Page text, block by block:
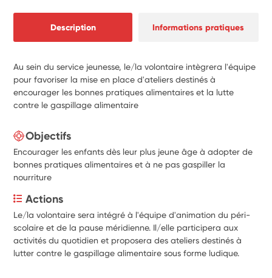
Description Informations pratiques
Au sein du service jeunesse, le/la volontaire intègrera l'équipe
pour favoriser la mise en place d'ateliers destinés à
encourager les bonnes pratiques alimentaires et la lutte
contre le gaspillage alimentaire
Objectifs
Encourager les enfants dès leur plus jeune âge à adopter de
bonnes pratiques alimentaires et à ne pas gaspiller la
nourriture
Actions
Le/la volontaire sera intégré à l'équipe d'animation du péri-
scolaire et de la pause méridienne. Il/elle participera aux
activités du quotidien et proposera des ateliers destinés à
lutter contre le gaspillage alimentaire sous forme ludique.